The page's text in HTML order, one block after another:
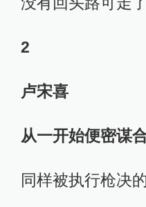
2
卢宋喜
从一开始便密谋
同样被执行枪决